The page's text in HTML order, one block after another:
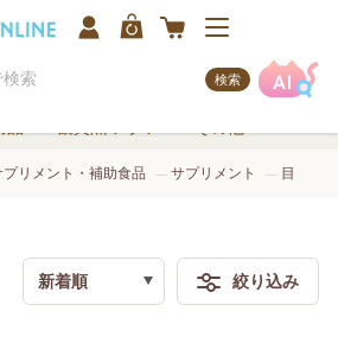
検索
プリメント・補助食品 サプリメント 目
絞り込み
検索
新着順